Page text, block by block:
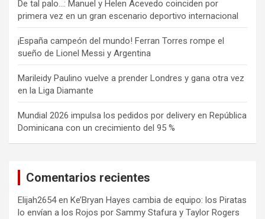
De tal palo…: Manuel y Helen Acevedo coinciden por
primera vez en un gran escenario deportivo internacional
¡España campeón del mundo! Ferran Torres rompe el
sueño de Lionel Messi y Argentina
Marileidy Paulino vuelve a prender Londres y gana otra vez
en la Liga Diamante
Mundial 2026 impulsa los pedidos por delivery en República
Dominicana con un crecimiento del 95 %
Comentarios recientes
Elijah2654en Ke’Bryan Hayes cambia de equipo: los Piratas
lo envían a los Rojos por Sammy Stafura y Taylor Rogers